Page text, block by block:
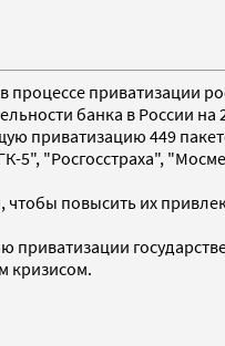
приватизации
банка в России на
приватизацию 449
5", "Росгосстраха",
повысить их
приватизации
кризисом.